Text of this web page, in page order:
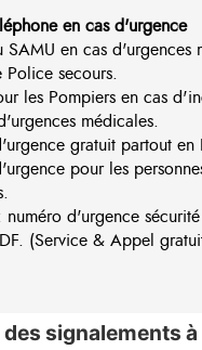
en cas d'urgence
SAMU en cas d'urgences
Police secours.
les Pompiers en cas
médicales.
gratuit partout en
pour les
d'urgence
(Service & Appel
signalements